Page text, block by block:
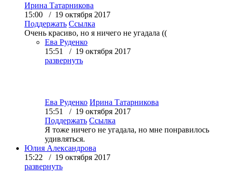
Ирина Татарникова
15:00 / 19 октября 2017
Поддержать Ссылка
Очень красиво, но я ничего не угадала ((
Ева Руденко
15:51 / 19 октября 2017
развернуть
Ева Руденко Ирина Татарникова
15:51 / 19 октября 2017
Поддержать Ссылка
Я тоже ничего не угадала, но мне понравилось
удивляться.
Юлия Александрова
15:22 / 19 октября 2017
развернуть